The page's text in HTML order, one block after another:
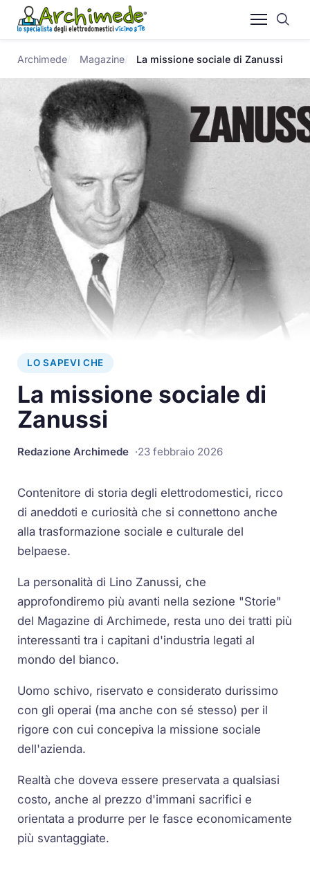
Archimede Magazine La missione sociale di Zanussi
LO SAPEVI CHE
La missione sociale di
Zanussi
Redazione Archimede 23 febbraio 2026
Contenitore di storia degli elettrodomestici, ricco
di aneddoti e curiosità che si connettono anche
alla trasformazione sociale e culturale del
belpaese.
La personalità di Lino Zanussi, che
approfondiremo più avanti nella sezione "Storie"
del Magazine di Archimede, resta uno dei tratti più
interessanti tra i capitani d'industria legati al
mondo del bianco.
Uomo schivo, riservato e considerato durissimo
con gli operai (ma anche con sé stesso) per il
rigore con cui concepiva la missione sociale
dell'azienda.
Realtà che doveva essere preservata a qualsiasi
costo, anche al prezzo d'immani sacrifici e
orientata a produrre per le fasce economicamente
più svantaggiate.